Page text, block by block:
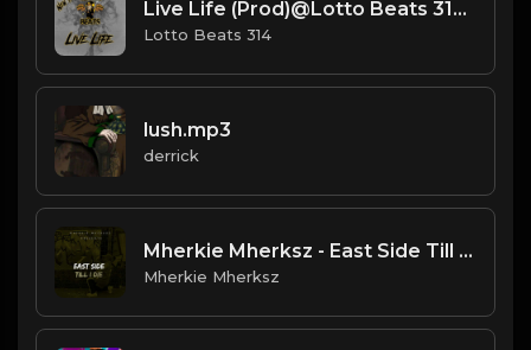
Live Life (Prod)@Lotto Beats 314.mp3
Lotto Beats 314
lush.mp3
derrick
Mherkie Mherksz - East Side Till I Die
Mherkie Mherksz